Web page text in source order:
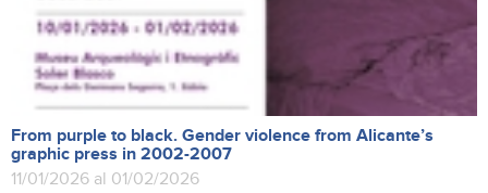
From purple to black. Gender violence from Alicante’s
graphic press in 2002-2007
11/01/2026 al 01/02/2026